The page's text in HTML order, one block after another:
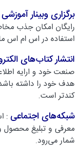
برگزاری وبینار آموزشی
رایگان امکان جذب
استفاده در اس ام اس
انتشار کتاب‌های
صنعت خود و ارایه
هدف خود را داشته
کندتر است.
شبکه‌های اجتماعی :
معرفی و تبلیغ محصول
شمار می‌رود.